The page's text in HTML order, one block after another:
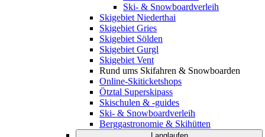
Ski- & Snowboardverleih
Skigebiet Niederthai
Skigebiet Gries
Skigebiet Sölden
Skigebiet Gurgl
Skigebiet Vent
Rund ums Skifahren & Snowboarden
Online-Skiticketshops
Ötztal Superskipass
Skischulen & -guides
Ski- & Snowboardverleih
Berggastronomie & Skihütten